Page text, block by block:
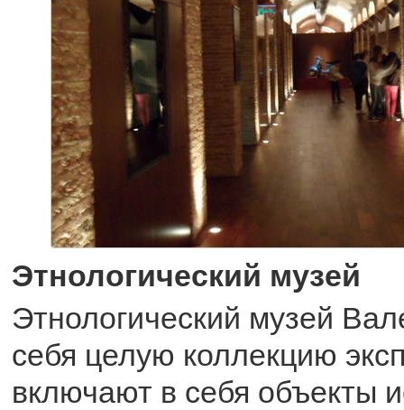
Этнологический музей
Этнологический музей
себя целую коллекцию
включают в себя объекты